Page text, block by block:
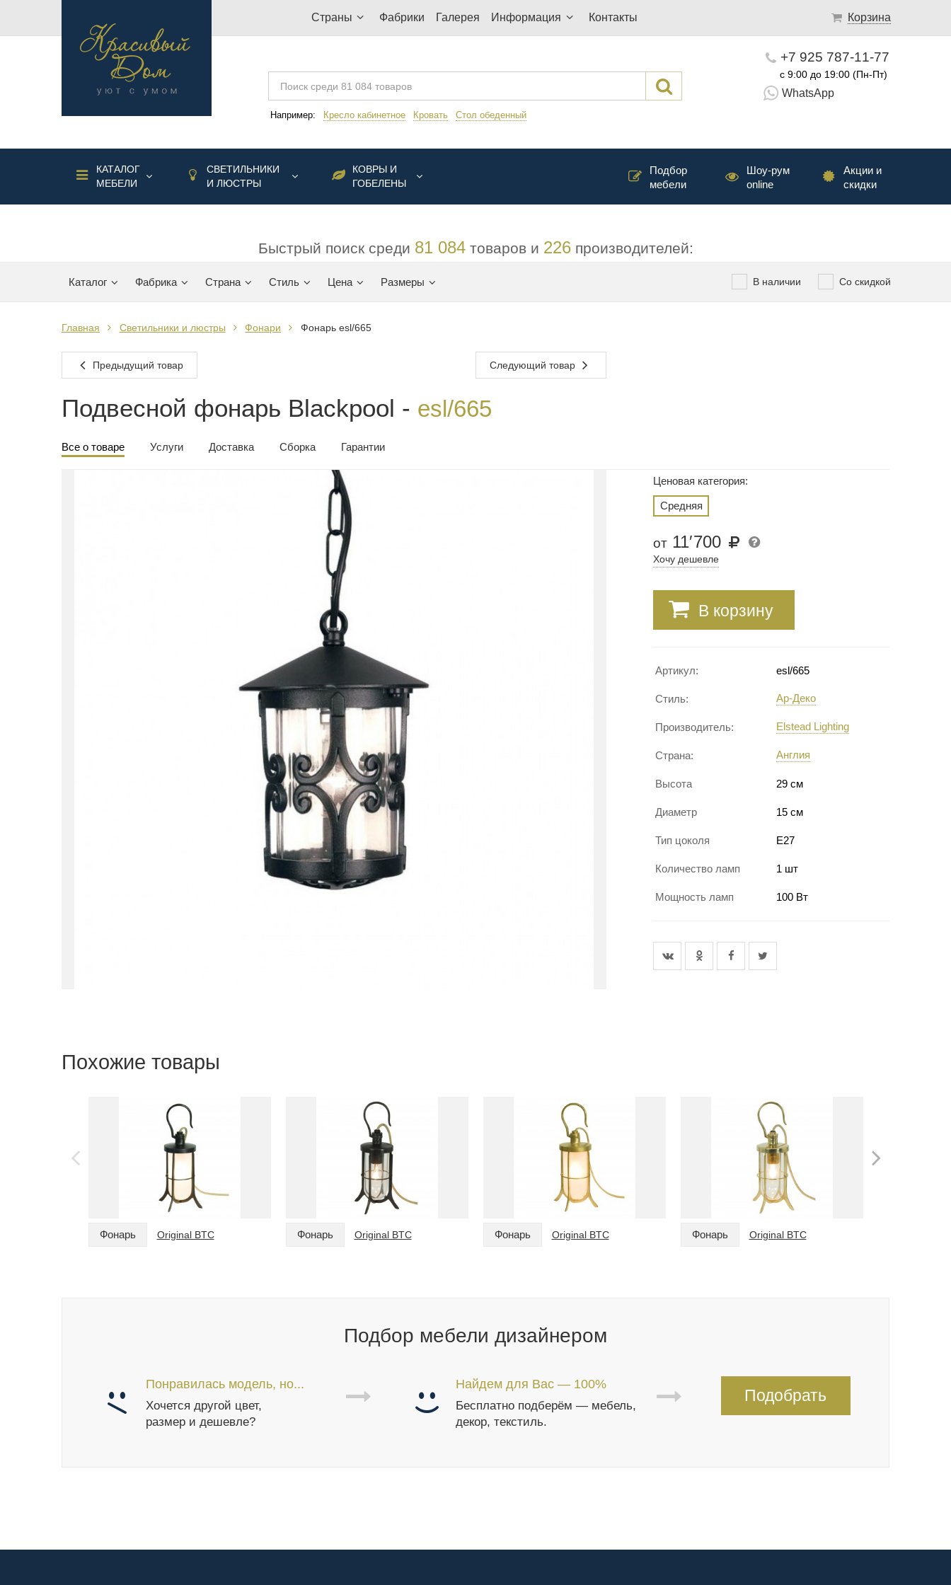
Страны Фабрики Галерея Информация Контакты Корзина
Например: Кресло кабинетное Кровать Стол обеденный
+7 925 787-11-77
с 9:00 до 19:00 (Пн-Пт)
WhatsApp
КАТАЛОГ
МЕБЕЛИ
СВЕТИЛЬНИКИ
И ЛЮСТРЫ
КОВРЫ И
ГОБЕЛЕНЫ
Акции и
скидки
Шоу-рум
online
Подбор
мебели
Быстрый поиск среди 81 084товаров и 226производителей:
Каталог Фабрика Страна Стиль Цена Размеры Со скидкой
В наличии
Главная Светильники и люстры Фонари Фонарь esl/665
Предыдущий товар Следующий товар
Подвесной фонарь Blackpool - esl/665
Все о товаре Услуги Доставка Сборка Гарантии
Ценовая категория:
Средняя
от 11′700
Хочу дешевле
В корзину
Артикул: esl/665
Стиль: Ар-Деко
Производитель: Elstead Lighting
Страна: Англия
Высота 29 см
Диаметр 15 см
Тип цоколя E27
Количество ламп 1 шт
Мощность ламп 100 Вт
Похожие товары
Фонарь Original BTC Фонарь Original BTC Фонарь Original BTC Фонарь Original BTC
Подбор мебели дизайнером
Понравилась модель, но...
Хочется другой цвет,
размер и дешевле?
Найдем для Вас — 100%
Бесплатно подберём — мебель,
декор, текстиль.
Подобрать